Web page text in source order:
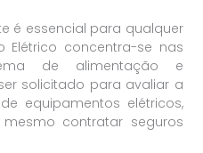
é essencial para qualquer
Elétrico concentra-se nas
de alimentação e
solicitado para avaliar a
equipamentos elétricos,
contratar seguros